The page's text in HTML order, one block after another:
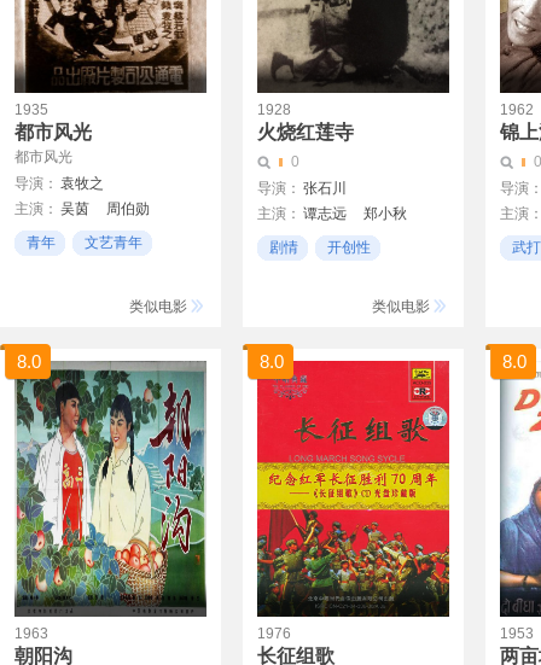
1935
都市风光
都市风光
导演： 袁牧之
主演： 吴茵
周伯勋
蓝苹青年
文艺青年
类似电影
1928
火烧红莲寺
0
导演： 张石川
主演： 谭志远
郑小秋
高梨痕
剧情
开创性
类似电影
1962
锦
0
导演
吴国
主演
陈志武打
8.0
1963
朝阳沟
8.0
1976
长征组歌
8.0
1953
两